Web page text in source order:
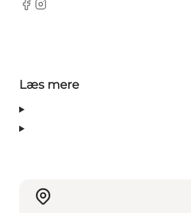
facebook
instagram
Læs mere